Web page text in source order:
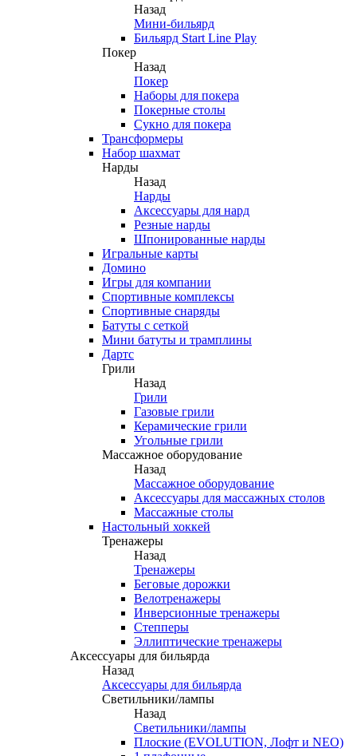
Назад
Мини-бильярд
Бильярд Start Line Play
Покер
Назад
Покер
Наборы для покера
Покерные столы
Сукно для покера
Трансформеры
Набор шахмат
Нарды
Назад
Нарды
Аксессуары для нард
Резные нарды
Шпонированные нарды
Игральные карты
Домино
Игры для компании
Спортивные комплексы
Спортивные снаряды
Батуты с сеткой
Мини батуты и трамплины
Дартс
Грили
Назад
Грили
Газовые грили
Керамические грили
Угольные грили
Массажное оборудование
Назад
Массажное оборудование
Аксессуары для массажных столов
Массажные столы
Настольный хоккей
Тренажеры
Назад
Тренажеры
Беговые дорожки
Велотренажеры
Инверсионные тренажеры
Степперы
Эллиптические тренажеры
Аксессуары для бильярда
Назад
Аксессуары для бильярда
Светильники/лампы
Назад
Светильники/лампы
Плоские (EVOLUTION, Лофт и NEO)